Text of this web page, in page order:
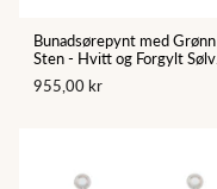
Bunadsørepynt med Grønn
Sten - Hvitt og Forgylt Sølv
(830)
955,00 kr